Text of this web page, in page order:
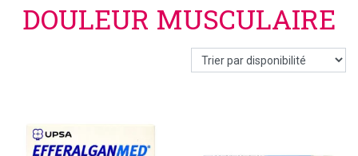
DOULEUR MUSCULAIRE